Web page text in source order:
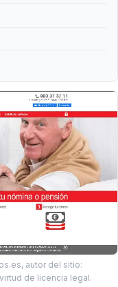
autor del sitio:
de licencia legal.